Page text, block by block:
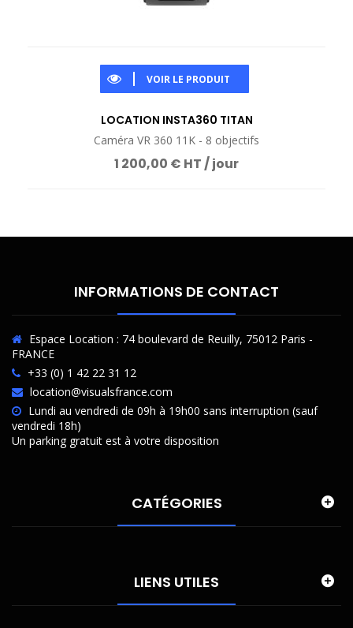
VOIR LE PRODUIT
LOCATION INSTA360 TITAN
Caméra VR 360 11K - 8 objectifs
1 200,00 € HT / jour
INFORMATIONS DE CONTACT
Espace Location : 74 boulevard de Reuilly, 75012 Paris -
FRANCE
+33 (0) 1 42 22 31 12
location@visualsfrance.com
Lundi au vendredi de 09h à 19h00 sans interruption (sauf
vendredi 18h)
Un parking gratuit est à votre disposition
CATÉGORIES
LIENS UTILES